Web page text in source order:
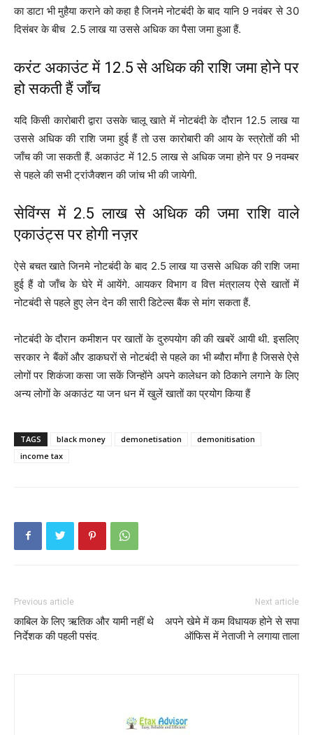
का डाटा भी मुहैया कराने को कहा है जिनमे नोटबंदी के बाद यानि 9 नवंबर से 30
दिसंबर के बीच 2.5 लाख या उससे अधिक का पैसा जमा हुआ हैं.
करंट अकाउंट में 12.5 से अधिक की राशि जमा होने पर
हो सकती हैं जाँच
यदि किसी कारोबारी द्वारा उसके चालू खाते में नोटबंदी के दौरान 12.5 लाख या
उससे अधिक की राशि जमा हुई हैं तो उस कारोबारी की आय के स्त्रोतों की भी
जाँच की जा सकती हैं. अकाउंट में 12.5 लाख से अधिक जमा होने पर 9 नवम्बर
से पहले की सभी ट्रांजैक्शन की जांच भी की जायेगी.
सेविंग्स में 2.5 लाख से अधिक की जमा राशि वाले
एकाउंट्स पर होगी नज़र
ऐसे बचत खाते जिनमे नोटबंदी के बाद 2.5 लाख या उससे अधिक की राशि जमा
हुई हैं वो जाँच के घेरे में आयेंगे. आयकर विभाग व वित्त मंत्रालय ऐसे खातों में
नोटबंदी से पहले हुए लेन देन की सारी डिटेल्स बैंक से मांग सकता हैं.
नोटबंदी के दौरान कमीशन पर खातों के दुरुपयोग की की खबरें आयी थी. इसलिए
सरकार ने बैंकों और डाकघरों से नोटबंदी से पहले का भी ब्यौरा माँगा है जिससे ऐसे
लोगों पर शिकंजा कसा जा सकें जिन्होंने अपने कालेधन को ठिकाने लगाने के लिए
अन्य लोगों के अकाउंट या जन धन में खुलें खातों का प्रयोग किया हैं
TAGS black money demonetisation
demonitisation
income tax
Previous article
काबिल के लिए ऋतिक और यामी नहीं थे
निर्देशक की पहली पसंद.
Next article
अपने खेमे में कम विधायक होने से सपा
ऑफिस में नेताजी ने लगाया ताला